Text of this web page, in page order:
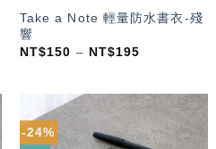
Take a Note 輕量防水書衣-殘
響
NT$150 – NT$195
-24%